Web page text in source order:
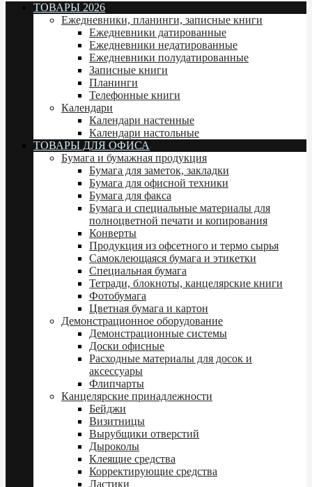
ТОВАРЫ 2026
Ежедневники, планинги, записные книги
Ежедневники датированные
Ежедневники недатированные
Ежедневники полудатированные
Записные книги
Планинги
Телефонные книги
Календари
Календари настенные
Календари настольные
ТОВАРЫ ДЛЯ ОФИСА
Бумага и бумажная продукция
Бумага для заметок, закладки
Бумага для офисной техники
Бумага для факса
Бумага и специальные материалы для
полноцветной печати и копирования
Конверты
Продукция из офсетного и термо сырья
Самоклеющаяся бумага и этикетки
Специальная бумага
Тетради, блокноты, канцелярские книги
Фотобумага
Цветная бумага и картон
Демонстрационное оборудование
Демонстрационные системы
Доски офисные
Расходные материалы для досок и
аксессуары
Флипчарты
Канцелярские принадлежности
Бейджи
Визитницы
Вырубщики отверстий
Дыроколы
Клеящие средства
Корректирующие средства
Ластики